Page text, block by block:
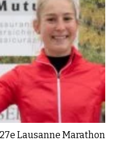
Lausanne Marathon